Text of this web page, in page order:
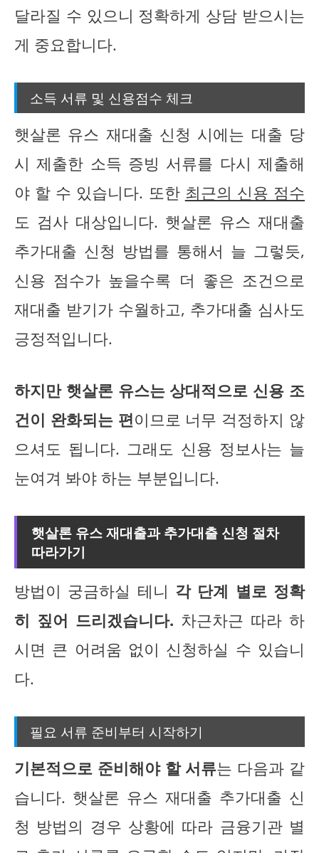
달라질 수 있으니 정확하게 상담 받으시는
게 중요합니다.
소득 서류 및 신용점수 체크
햇살론 유스 재대출 신청 시에는 대출 당
시 제출한 소득 증빙 서류를 다시 제출해
야 할 수 있습니다. 또한 최근의 신용 점수
도 검사 대상입니다. 햇살론 유스 재대출
추가대출 신청 방법를 통해서 늘 그렇듯,
신용 점수가 높을수록 더 좋은 조건으로
재대출 받기가 수월하고, 추가대출 심사도
긍정적입니다.
하지만 햇살론 유스는 상대적으로 신용 조
건이 완화되는 편이므로 너무 걱정하지 않
으셔도 됩니다. 그래도 신용 정보사는 늘
눈여겨 봐야 하는 부분입니다.
햇살론 유스 재대출과 추가대출 신청 절차
따라가기
방법이 궁금하실 테니 각 단계 별로 정확
히 짚어 드리겠습니다. 차근차근 따라 하
시면 큰 어려움 없이 신청하실 수 있습니
다.
필요 서류 준비부터 시작하기
기본적으로 준비해야 할 서류는 다음과 같
습니다. 햇살론 유스 재대출 추가대출 신
청 방법의 경우 상황에 따라 금융기관 별